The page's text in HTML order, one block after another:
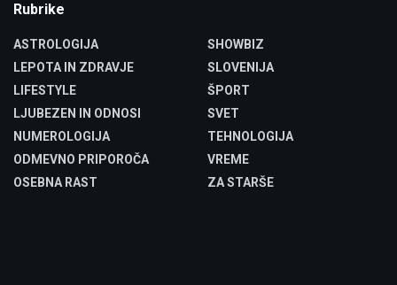
Rubrike
ASTROLOGIJA
LEPOTA IN ZDRAVJE
LIFESTYLE
LJUBEZEN IN ODNOSI
NUMEROLOGIJA
ODMEVNO PRIPOROČA
OSEBNA RAST
SHOWBIZ
SLOVENIJA
ŠPORT
SVET
TEHNOLOGIJA
VREME
ZA STARŠE